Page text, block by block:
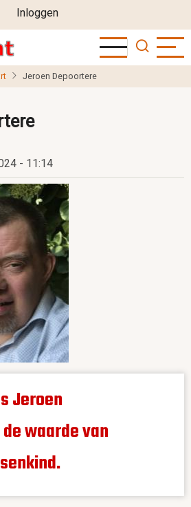
User
account
menu
Inloggen
Jeroen Depoortere
- 11:14
Jeroen
waarde van